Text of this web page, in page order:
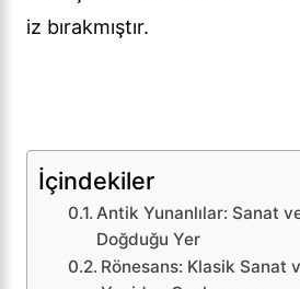
iz bırakmıştır.
İçindekiler
Antik Yunanlılar: Sanat
Doğduğu Yer
Rönesans: Klasik Sanat